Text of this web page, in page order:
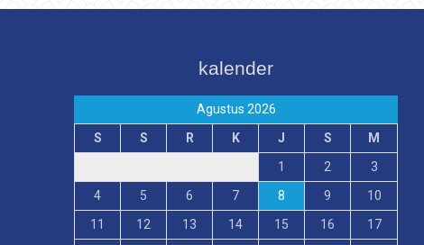
kalender
Agustus 2026
S
S R K J S
M
1
2
3
4
5 6 7 8 9
10
11
12 13 14 15 16
17